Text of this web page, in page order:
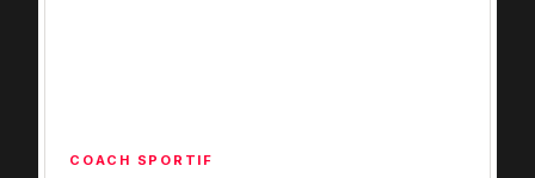
COACH SPORTIF